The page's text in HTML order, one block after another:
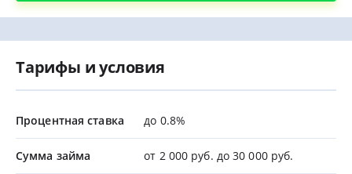
Тарифы и условия
Процентная ставка до 0.8%
Сумма займа от 2 000 руб. до 30 000 руб.